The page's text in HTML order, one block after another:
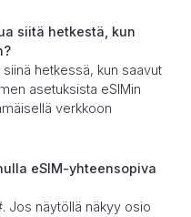
siitä hetkestä, kun
hetkessä, kun saavut
asetuksista eSIMin
verkkoon
eSIM-yhteensopiva
Jos näytöllä näkyy osio